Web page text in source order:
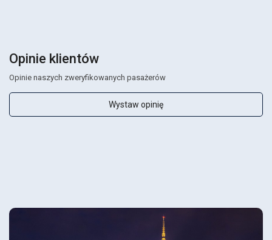
Opinie klientów
Opinie naszych zweryfikowanych pasażerów
Wystaw opinię